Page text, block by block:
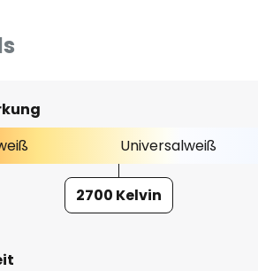
Universalweiß
2700 Kelvin